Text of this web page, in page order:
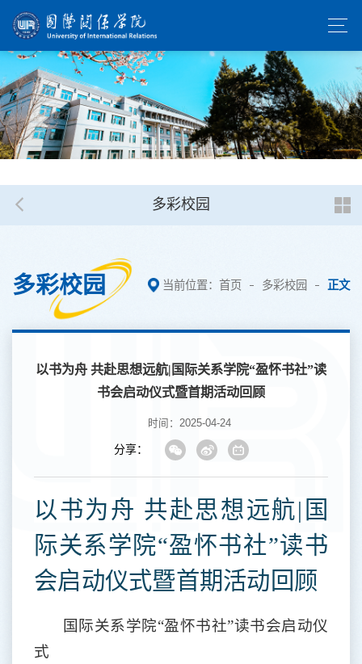
多彩校园
多彩校园 当前位置： 首页 多彩校园 正文
以书为舟 共赴思想远航|国际关系学院“盈怀书社”读
书会启动仪式暨首期活动回顾
时间：2025-04-24
分享：
以书为舟 共赴思想远航|国
际关系学院“盈怀书社”读书
会启动仪式暨首期活动回顾
国际关系学院“盈怀书社”读书会启动仪
式